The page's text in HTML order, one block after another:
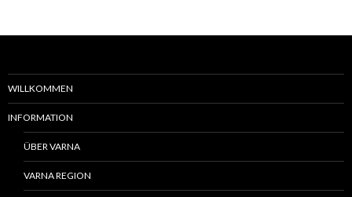
WILLKOMMEN
INFORMATION
ÜBER VARNA
VARNA REGION